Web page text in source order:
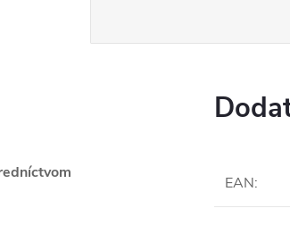
EAN: